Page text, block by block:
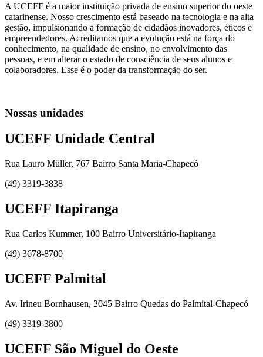
A UCEFF é a maior instituição privada de ensino superior do oeste
catarinense. Nosso crescimento está baseado na tecnologia e na alta
gestão, impulsionando a formação de cidadãos inovadores, éticos e
empreendedores. Acreditamos que a evolução está na força do
conhecimento, na qualidade de ensino, no envolvimento das
pessoas, e em alterar o estado de consciência de seus alunos e
colaboradores. Esse é o poder da transformação do ser.
Nossas unidades
UCEFF Unidade Central
Rua Lauro Müller, 767 Bairro Santa Maria-Chapecó
(49) 3319-3838
UCEFF Itapiranga
Rua Carlos Kummer, 100 Bairro Universitário-Itapiranga
(49) 3678-8700
UCEFF Palmital
Av. Irineu Bornhausen, 2045 Bairro Quedas do Palmital-Chapecó
(49) 3319-3800
UCEFF São Miguel do Oeste